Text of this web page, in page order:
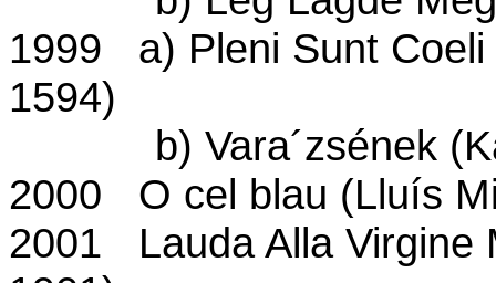
1999 a) Pleni Sunt Coeli
1594)
b) Vara´zsének
2000 O cel blau (Lluís
2001 Lauda Alla Virgine